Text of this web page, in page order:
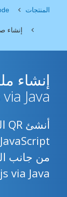
المنتجات
Java
من جانب
via Java.